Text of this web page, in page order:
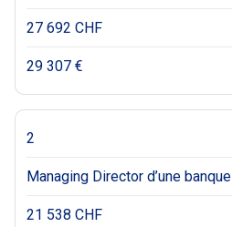
27 692 CHF
29 307 €
2
Managing Director d’une
21 538 CHF